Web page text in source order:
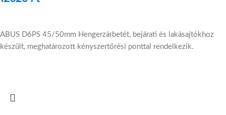
ABUS D6PS 45/50mm Hengerzárbetét, bejárati és lakásajtókhoz
készült, meghatározott kényszertörési ponttal rendelkezik.